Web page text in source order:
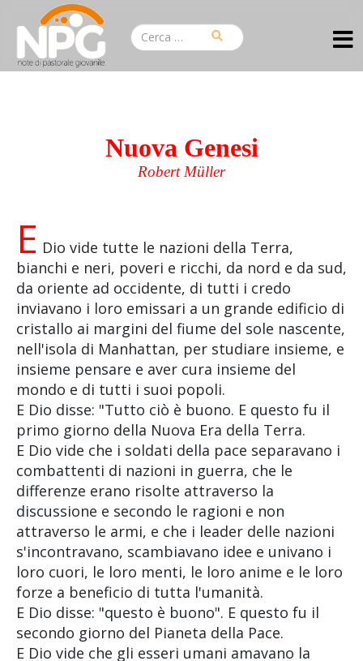
Nuova Genesi
Robert Müller
E Dio vide tutte le nazioni della Terra,
bianchi e neri, poveri e ricchi, da nord e da sud,
da oriente ad occidente, di tutti i credo
inviavano i loro emissari a un grande edificio di
cristallo ai margini del fiume del sole nascente,
nell'isola di Manhattan, per studiare insieme, e
insieme pensare e aver cura insieme del
mondo e di tutti i suoi popoli.
E Dio disse: "Tutto ciò è buono. E questo fu il
primo giorno della Nuova Era della Terra.
E Dio vide che i soldati della pace separavano i
combattenti di nazioni in guerra, che le
differenze erano risolte attraverso la
discussione e secondo le ragioni e non
attraverso le armi, e che i leader delle nazioni
s'incontravano, scambiavano idee e univano i
loro cuori, le loro menti, le loro anime e le loro
forze a beneficio di tutta l'umanità.
E Dio disse: "questo è buono". E questo fu il
secondo giorno del Pianeta della Pace.
E Dio vide che gli esseri umani amavano la